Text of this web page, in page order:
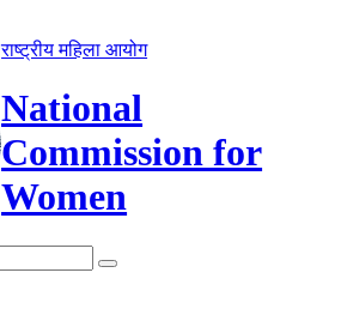
राष्ट्रीय महिला आयोग
National
Commission for
Women
search